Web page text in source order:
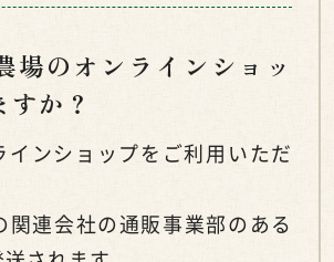
場のオンラインショッ
すか？
インショップをご利用いただ
関連会社の通販事業部のある